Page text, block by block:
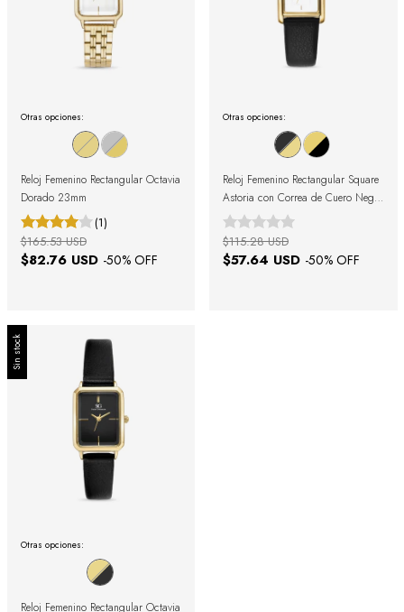
Otras opciones:
Reloj Femenino Rectangular Octavia
Dorado 23mm
(1)
$82.76 USD -50% OFF
$165.53 USD
Otras opciones:
Reloj Femenino Rectangular Square
Astoria con Correa de Cuero Negra
y Caja Dorada
$57.64 USD -50% OFF
$115.28 USD
Sin stock
Otras opciones:
Reloj Femenino Rectangular Octavia